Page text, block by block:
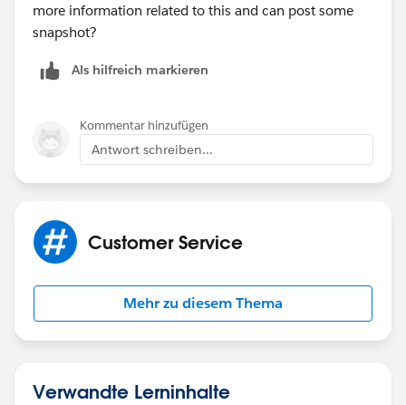
more information related to this and can post some
snapshot?
Als hilfreich markieren
Kommentar hinzufügen
Antwort schreiben...
Customer Service
Mehr zu diesem Thema
Verwandte Lerninhalte